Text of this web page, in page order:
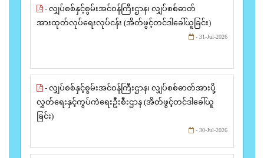
- လျှပ်စစ်နှင့်စွမ်းအင်ဝန်ကြီးဌာန၊ လျှပ်စစ်ဓာတ်
အားထုတ်လုပ်ရေးလုပ်ငန်း (အိတ်ဖွင့်တင်ဒါခေါ်ယူခြင်း)
- 31-Jul-2026
- လျှပ်စစ်နှင့်စွမ်းအင်ဝန်ကြီးဌာန၊ လျှပ်စစ်ဓာတ်အားပို့
လွှတ်ရေးနှင့်ကွပ်ကဲရေးဦးစီးဌာန (အိတ်ဖွင့်တင်ဒါခေါ်ယူ
ခြင်း)
- 30-Jul-2026